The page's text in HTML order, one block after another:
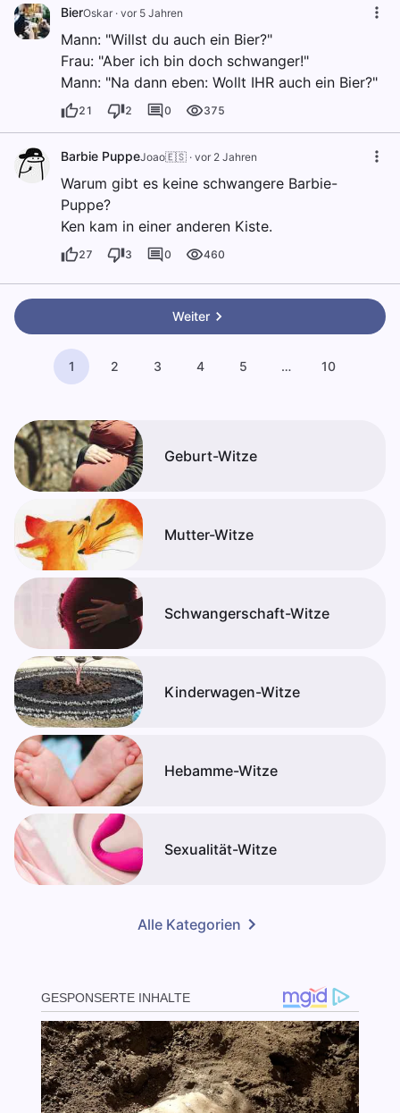
BierOskar · vor 5 Jahren
Mann: "Willst du auch ein Bier?"
Frau: "Aber ich bin doch schwanger!"
Mann: "Na dann eben: Wollt IHR auch ein Bier?"
21 2 0 375
Barbie PuppeJoao🇪🇸 · vor 2 Jahren
Warum gibt es keine schwangere Barbie-
Puppe?
Ken kam in einer anderen Kiste.
27 3 0 460
Weiter
1 2 3 4 5 … 10
Geburt-Witze
Mutter-Witze
Schwangerschaft-Witze
Kinderwagen-Witze
Hebamme-Witze
Sexualität-Witze
Alle Kategorien